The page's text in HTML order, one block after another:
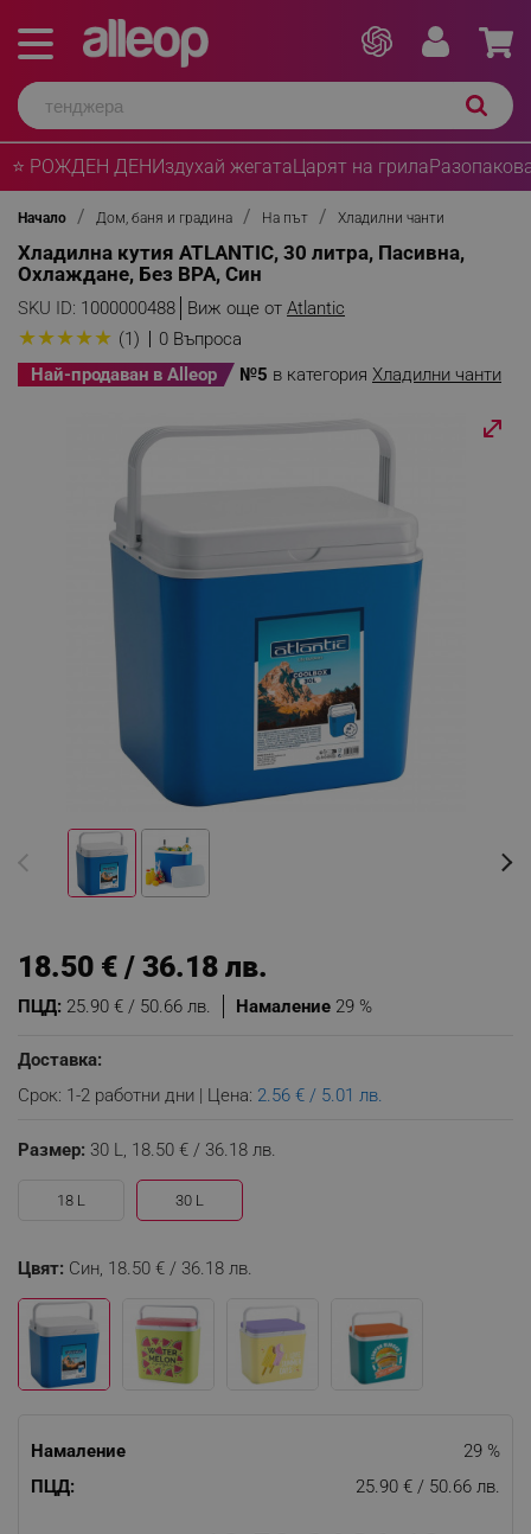
⭐ РОЖДЕН ДЕНИздухай жегатаЦарят на грила
Начало Дом, баня и градина На път Хладилни чанти
Хладилна кутия ATLANTIC, 30 литра, Пасивна,
Охлаждане, Без BPA, Син
SKU ID: 1000000488 Виж още от Atlantic
★★★★★ (1)
0 Въпроса
Най-продаван в Alleop
№5 в категория Хладилни чанти
Намаление 29 %
ПЦД: 25.90 € / 50.66 лв.
18.50 € / 36.18 лв.
Доставка:
Срок: 1-2 работни дни | Цена: 2.56 € / 5.01 лв.
Размер: 30 L, 18.50 € / 36.18 лв.
18 L 30 L
Цвят: Син, 18.50 € / 36.18 лв.
Намаление
29 %
ПЦД:
25.90 € / 50.66 лв.